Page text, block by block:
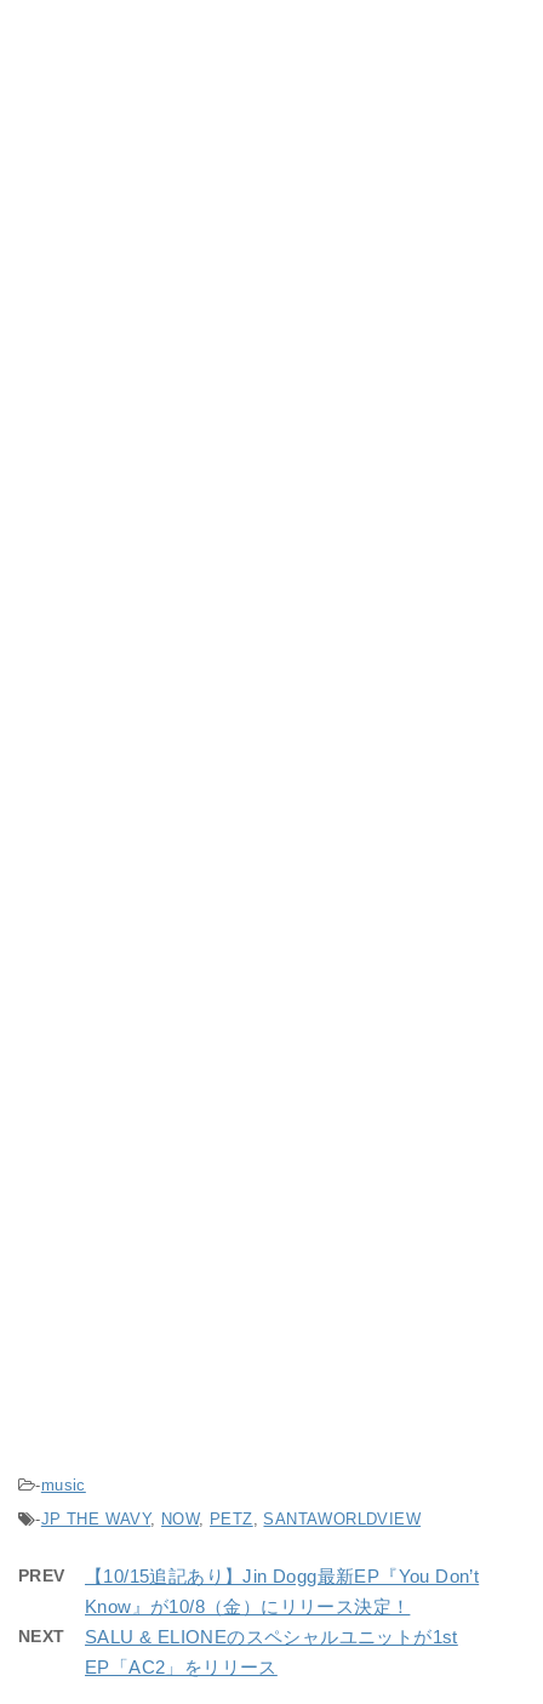
-music
-JP THE WAVY, NOW, PETZ ,SANTAWORLDVIEW
PREV
【10/15追記あり】Jin Dogg最新EP『You Don’t
Know』が10/8（金）にリリース決定！
NEXT
SALU & ELIONEのスペシャルユニットが1st
EP「AC2」をリリース